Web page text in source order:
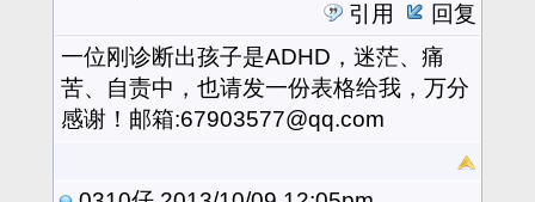
引用
回复
一位刚诊断出孩子是ADHD，迷茫、痛
苦、自责中，也请发一份表格给我，万分
感谢！邮箱:67903577@qq.com